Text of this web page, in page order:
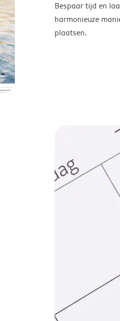
Bespaar tijd en
harmonieuze
plaatsen.